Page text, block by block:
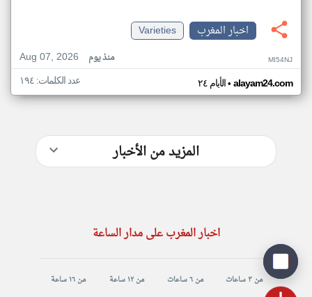
اخبار المغرب
Varieties
Aug 07, 2026
منذ يوم MI54NJ
الأيام ٢٤• alayam24.com عدد الكلمات: ١٩٤
المزيد من الأخبار
اخبار المغرب على مدار الساعة
من ٣ ساعات من ٦ ساعات من ١٢ ساعة من ١٦ ساعة